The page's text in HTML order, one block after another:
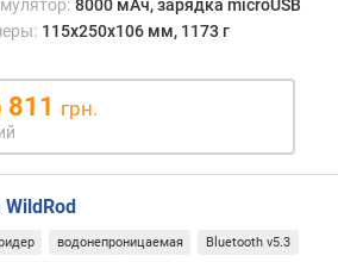
8000 мАч, зарядка microUSB
115x250x106 мм, 1173 г
грн.
водонепроницаемая Bluetooth v5.3